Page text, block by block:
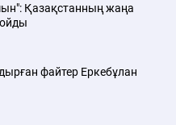
Қазақстанның жаңа
файтер Еркебұлан